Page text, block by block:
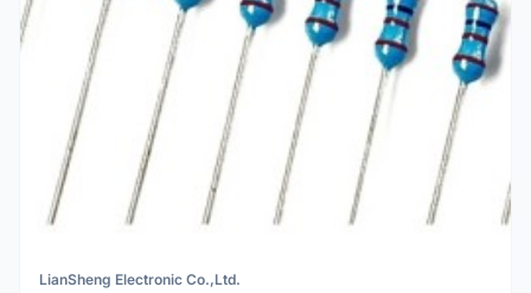
LianSheng Electronic Co.,Ltd.